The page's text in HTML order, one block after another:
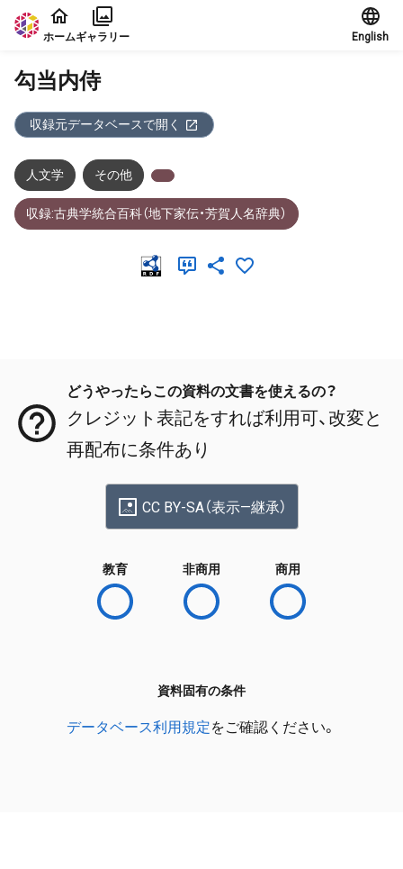
本文に飛ぶ
ホームギャラリー English
勾当内侍
収録元データベースで開く
人文学 その他
収録:古典学統合百科（地下家伝・芳賀人名辞典）
どうやったらこの資料の文書を使えるの？
クレジット表記をすれば利用可、改変と
再配布に条件あり
CC BY-SA（表示—継承）
教育 非商用 商用
資料固有の条件
データベース利用規定をご確認ください。